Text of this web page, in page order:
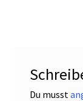
Du musst